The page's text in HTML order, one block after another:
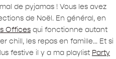
de pyjamas ! Vous les avez
de Noël. En général, en
Offices qui fonctionne autant
chill, les repas en famille… Et si
festive il y a ma playlist Party